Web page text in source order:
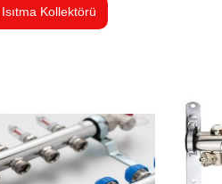
Kollektörü